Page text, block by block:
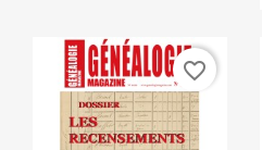
favorite_border